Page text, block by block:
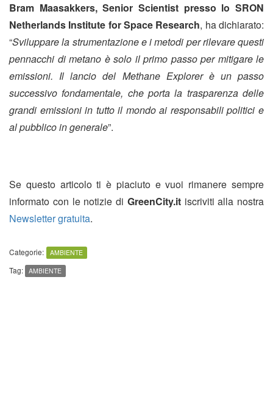
Bram Maasakkers, Senior Scientist presso lo SRON
Netherlands Institute for Space Research, ha dichiarato:
“Sviluppare la strumentazione e i metodi per rilevare questi
pennacchi di metano è solo il primo passo per mitigare le
emissioni. Il lancio del Methane Explorer è un passo
successivo fondamentale, che porta la trasparenza delle
grandi emissioni in tutto il mondo ai responsabili politici e
al pubblico in generale”.
Se questo articolo ti è piaciuto e vuoi rimanere sempre
informato con le notizie di GreenCity.itiscriviti alla nostra
Newsletter gratuita.
Categorie: AMBIENTE
Tag: AMBIENTE